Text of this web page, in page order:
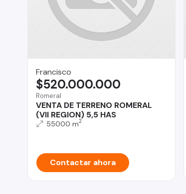
Francisco
Romeral
VENTA DE TERRENO ROMERAL
(VII REGION) 5,5 HAS
$520.000.000
55000 m2
Contactar ahora